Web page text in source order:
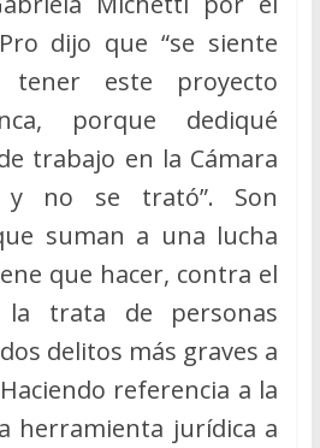
dijo que “se siente
tener este proyecto
porque dediqué
trabajo en la Cámara
y no se trató”. Son
suman a una lucha
que hacer, contra el
la trata de personas
delitos más graves a
referencia a la
herramienta jurídica a